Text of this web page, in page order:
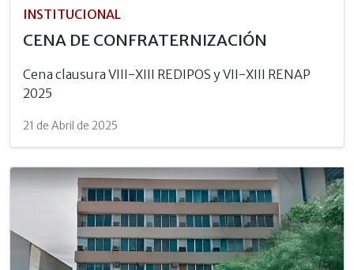
INSTITUCIONAL
CENA DE CONFRATERNIZACIÓN
Cena clausura VIII-XIII REDIPOS y VII-XIII RENAP
2025
21 de Abril de 2025